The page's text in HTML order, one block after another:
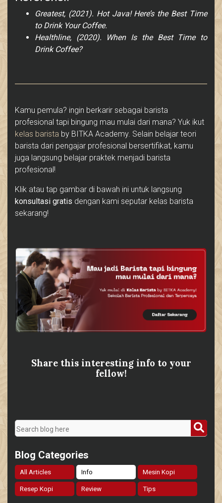
Greatest, (2021). Hot Java! Here’s the Best Time
to Drink Your Coffee.
Healthline, (2020). When Is the Best Time to
Drink Coffee?
Kamu pemula? ingin berkarir sebagai barista
profesional tapi bingung mau mulai dari mana? Yuk ikut
kelas barista by BITKA Academy. Selain belajar teori
barista dari pengajar profesional bersertifikat, kamu
juga langsung belajar praktek menjadi barista
profesional!
Klik atau tap gambar di bawah ini untuk langsung
konsultasi gratis dengan kami seputar kelas barista
sekarang!
Share this interesting info to your
fellow!
Blog Categories
All Articles Info Mesin Kopi
Resep Kopi Review Tips